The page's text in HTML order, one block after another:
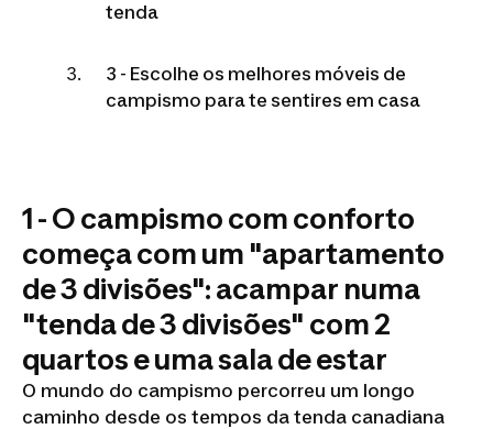
tenda
3 - Escolhe os melhores móveis de
campismo para te sentires em casa
1 - O campismo com conforto
começa com um "apartamento
de 3 divisões": acampar numa
"tenda de 3 divisões" com 2
quartos e uma sala de estar
O mundo do campismo percorreu um longo
caminho desde os tempos da tenda canadiana